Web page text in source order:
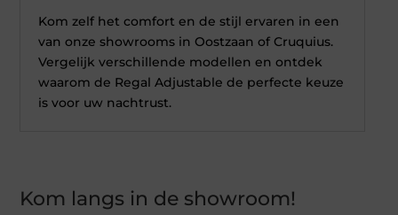
Kom zelf het comfort en de stijl ervaren in een
van onze showrooms in Oostzaan of Cruquius.
Vergelijk verschillende modellen en ontdek
waarom de Regal Adjustable de perfecte keuze
is voor uw nachtrust.
Kom langs in de showroom!